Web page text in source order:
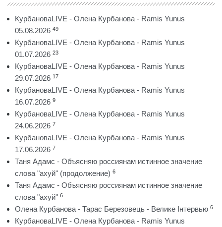
КурбановаLIVE - Олена Курбанова - Ramis Yunus
05.08.2026 49
КурбановаLIVE - Олена Курбанова - Ramis Yunus
01.07.2026 23
КурбановаLIVE - Олена Курбанова - Ramis Yunus
29.07.2026 17
КурбановаLIVE - Олена Курбанова - Ramis Yunus
16.07.2026 9
КурбановаLIVE - Олена Курбанова - Ramis Yunus
24.06.2026 7
КурбановаLIVE - Олена Курбанова - Ramis Yunus
17.06.2026 7
Таня Адамс - Объясняю россиянам истинное значение
слова "ахуй" (продолжение) 6
Таня Адамс - Объясняю россиянам истинное значение
слова "ахуй" 6
Олена Курбанова - Тарас Березовець - Велике Інтервью 6
КурбановаLIVE - Олена Курбанова - Ramis Yunus